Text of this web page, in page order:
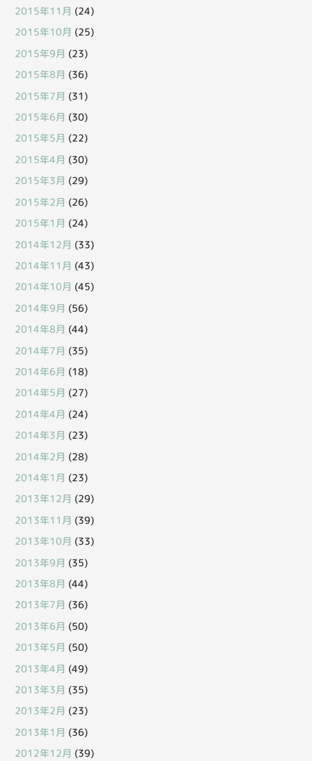
2015年11月 (24)
2015年10月 (25)
2015年9月 (23)
2015年8月 (36)
2015年7月 (31)
2015年6月 (30)
2015年5月 (22)
2015年4月 (30)
2015年3月 (29)
2015年2月 (26)
2015年1月 (24)
2014年12月 (33)
2014年11月 (43)
2014年10月 (45)
2014年9月 (56)
2014年8月 (44)
2014年7月 (35)
2014年6月 (18)
2014年5月 (27)
2014年4月 (24)
2014年3月 (23)
2014年2月 (28)
2014年1月 (23)
2013年12月 (29)
2013年11月 (39)
2013年10月 (33)
2013年9月 (35)
2013年8月 (44)
2013年7月 (36)
2013年6月 (50)
2013年5月 (50)
2013年4月 (49)
2013年3月 (35)
2013年2月 (23)
2013年1月 (36)
2012年12月 (39)